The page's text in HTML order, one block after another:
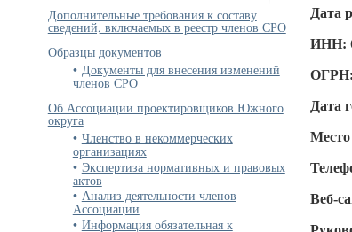
Дополнительные требования к составу
сведений, включаемых в реестр членов СРО
Образцы документов
Документы для внесения изменений
членов СРО
Об Ассоциации проектировщиков Южного
округа
Членство в некоммерческих
организациях
Экспертиза нормативных и правовых
актов
Анализ деятельности членов
Ассоциации
Информация обязательная к
Дата
ИНН:
ОГРН:
Дата
Место
Веб-